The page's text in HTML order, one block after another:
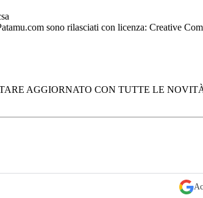
sono rilasciati con licenza: Creative
AGGIORNATO CON TUTTE LE